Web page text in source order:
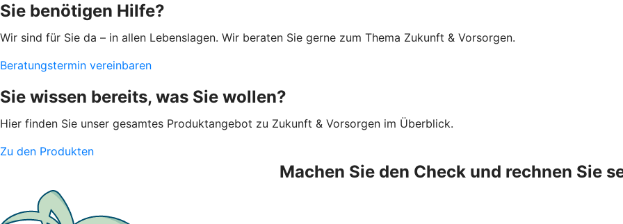
Sie benötigen Hilfe?
Wir sind für Sie da – in allen Lebenslagen. Wir beraten Sie gerne zum Thema Zukunft & Vorsorgen.
Beratungstermin vereinbaren
Sie wissen bereits, was Sie wollen?
Hier finden Sie unser gesamtes Produktangebot zu Zukunft & Vorsorgen im Überblick.
Zu den Produkten
Machen Sie den Check und rechnen Sie